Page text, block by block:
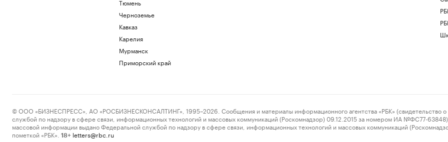
Тюмень
Черноземье
Кавказ
Карелия
Мурманск
Приморский край
© ООО «БИЗНЕСПРЕСС», АО «РОСБИЗНЕСКОНСАЛТИНГ», 1995–2026. Сообщения и материалы информационного агентства «РБК» (свидетельство о
службой по надзору в сфере связи, информационных технологий и массовых коммуникаций (Роскомнадзор) 09.12.2015 за номером ИА №ФС77-63848)
массовой информации выдано Федеральной службой по надзору в сфере связи, информационных технологий и массовых коммуникаций
пометкой «РБК».
18+ letters@rbc.ru